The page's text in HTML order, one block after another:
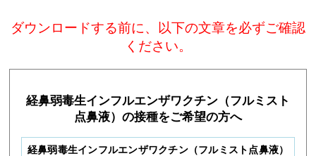
ダウンロードする前に、以下の文章を必ずご確認
ください。
経鼻弱毒生インフルエンザワクチン（フルミスト
点鼻液）の接種をご希望の方へ
経鼻弱毒生インフルエンザワクチン（フルミスト点鼻液）